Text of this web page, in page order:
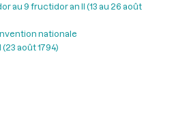
au 9 fructidor an II (13 au 26 août
nationale
août 1794)